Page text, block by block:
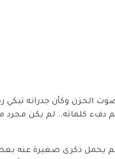
الحزن وكأن جدرانه تبكي
دفء كلماته.. لم يكن
يحمل ذكرى صغيرة عنه